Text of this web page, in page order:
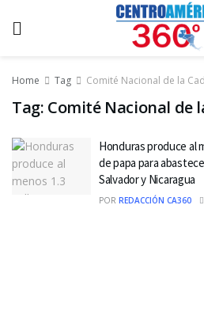
Home Tag Comité Nacional de la
Tag: Comité Nacional de
Honduras produce al
de papa para
Salvador y Nicaragua
POR REDACCIÓN CA360